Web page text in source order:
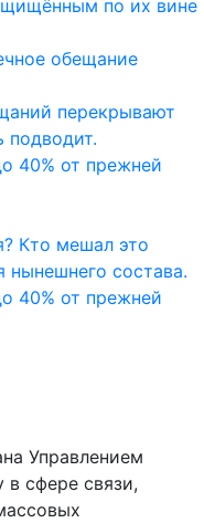
по их вине
обещание
перекрывают
подводит.
40% от прежней
Кто мешал это
нынешнего состава.
40% от прежней
Управлением
сфере связи,